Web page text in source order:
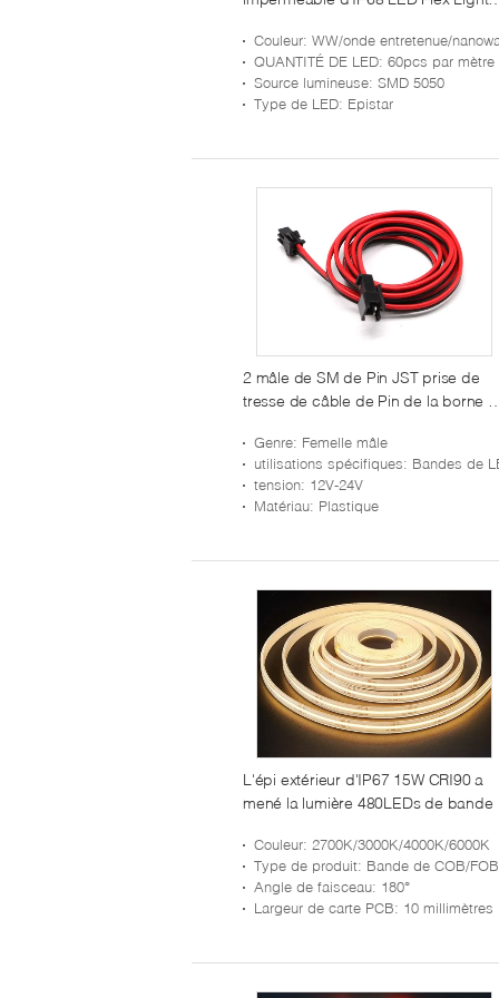
Couleur: WW/onde entretenue/nanowatt//Green/rouge bleu/
QUANTITÉ DE LED: 60pcs par mètre
Source lumineuse: SMD 5050
Type de LED: Epistar
2 mâle de SM de Pin JST prise de
tresse de câble de Pin de la borne 5
mâle mené féminin de SM et de
connecteur femelle 2 à borne 3
Genre: Femelle mâle
utilisations spécifiques: Bandes de LED et contrôleur
tension: 12V-24V
Matériau: Plastique
L'épi extérieur d'IP67 15W CRI90 a
mené la lumière 480LEDs de bande
Couleur: 2700K/3000K/4000K/6000K
Type de produit: Bande de COB/FOB
Angle de faisceau: 180°
Largeur de carte PCB: 10 millimètres